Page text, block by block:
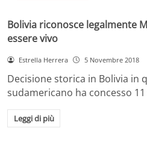
Bolivia riconosce legalmente
essere vivo
Estrella Herrera 5 Novembre 2018
Decisione storica in Bolivia in
sudamericano ha concesso
Leggi di più